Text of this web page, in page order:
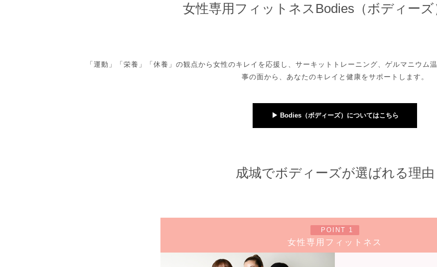
女性専用フィットネスBodies（ボディーズ
「運動」「栄養」「休養」の観点から女性のキレイを応援し、サーキットトレーニング、ゲルマニウム
事の面から、あなたのキレイと健康をサポートします。
▶︎ Bodies（ボディーズ）についてはこちら
成城でボディーズが選ばれる理由
POINT 1
女性専用フィットネス